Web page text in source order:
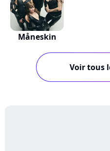
Måneskin
Voir tous